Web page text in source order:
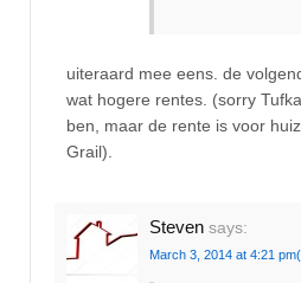
uiteraard mee eens. de
wat hogere rentes. (sorry
ben, maar de rente is voor
Grail).
Steven says:
March 3, 2014 at 4:21 pm